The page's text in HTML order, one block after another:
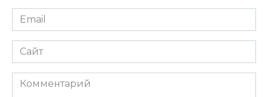
Email
*
Сайт
Комментарий